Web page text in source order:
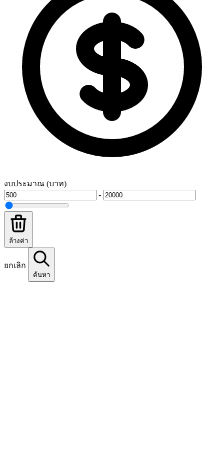
งบประมาณ (บาท)
-
ล้างค่า
ยกเลิก
ค้นหา